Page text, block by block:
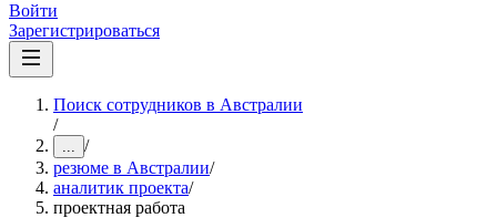
Войти
Зарегистрироваться
Поиск сотрудников в Австралии
/
... /
резюме в Австралии/
аналитик проекта/
проектная работа